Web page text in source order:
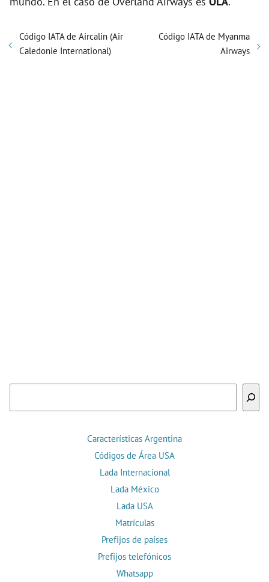
Código IATA de Aircalin (Air
Caledonie International)
Código IATA de Myanma
Airways
Características Argentina
Códigos de Área USA
Lada Internacional
Lada México
Lada USA
Matrículas
Prefijos de países
Prefijos telefónicos
Whatsapp